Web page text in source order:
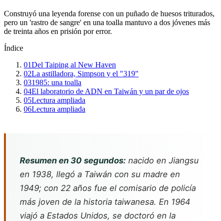
Construyó una leyenda forense con un puñado de huesos triturados,
pero un 'rastro de sangre' en una toalla mantuvo a dos jóvenes más
de treinta años en prisión por error.
Índice
01Del Taiping al New Haven
02La astilladora, Simpson y el "319"
031985: una toalla
04El laboratorio de ADN en Taiwán y un par de ojos
05Lectura ampliada
06Lectura ampliada
Resumen en 30 segundos: nacido en Jiangsu
en 1938, llegó a Taiwán con su madre en
1949; con 22 años fue el comisario de policía
más joven de la historia taiwanesa. En 1964
viajó a Estados Unidos, se doctoró en la